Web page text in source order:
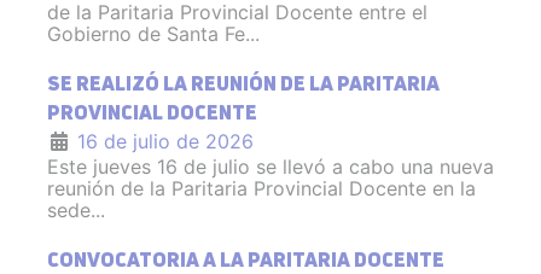
de la Paritaria Provincial Docente entre el
Gobierno de Santa Fe...
SE REALIZÓ LA REUNIÓN DE LA PARITARIA
PROVINCIAL DOCENTE
16 de julio de 2026
Este jueves 16 de julio se llevó a cabo una nueva
reunión de la Paritaria Provincial Docente en la
sede...
CONVOCATORIA A LA PARITARIA DOCENTE